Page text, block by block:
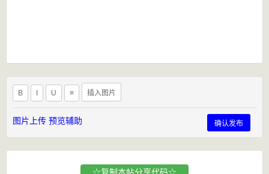
B U ≡ 插入图片
图片上传 预览辅助 确认发布